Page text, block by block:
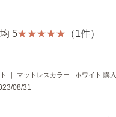
5 （1件）
｜ マットレスカラー : ホワイト 購入
08/31